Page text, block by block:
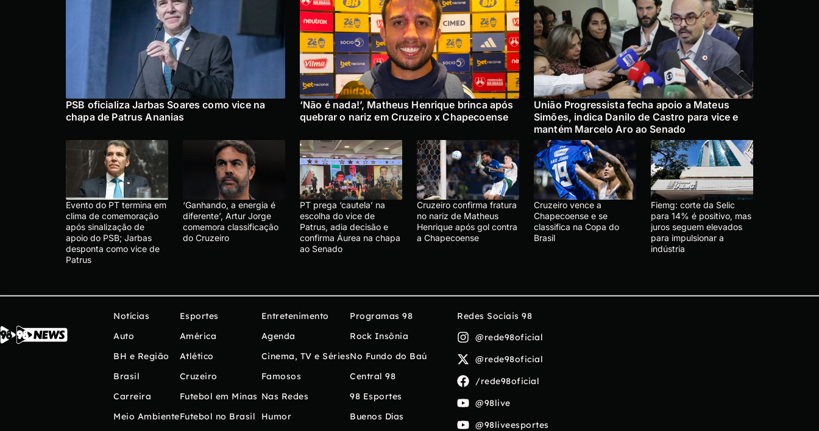
PSB oficializa Jarbas Soares como vice na
chapa de Patrus Ananias
‘Não é nada!’, Matheus Henrique brinca após
quebrar o nariz em Cruzeiro x Chapecoense
União Progressista fecha apoio a Mateus
Simões, indica Danilo de Castro para vice e
mantém Marcelo Aro ao Senado
Evento do PT termina em
clima de comemoração
após sinalização de
apoio do PSB; Jarbas
desponta como vice de
Patrus
‘Ganhando, a energia é
diferente’, Artur Jorge
comemora classificação
do Cruzeiro
PT prega ‘cautela’ na
escolha do vice de
Patrus, adia decisão e
confirma Áurea na chapa
ao Senado
Cruzeiro confirma fratura
no nariz de Matheus
Henrique após gol contra
a Chapecoense
Cruzeiro vence a
Chapecoense e se
classifica na Copa do
Brasil
Fiemg: corte da Selic
para 14% é positivo, mas
juros seguem elevados
para impulsionar a
indústria
Notícias
Auto
BH e Região
Brasil
Carreira
Meio Ambiente
Esportes
América
Atlético
Cruzeiro
Futebol em Minas
Futebol no Brasil
Entretenimento
Agenda
Cinema, TV e Séries
Famosos
Nas Redes
Humor
Programas 98
Rock Insônia
No Fundo do Baú
Central 98
98 Esportes
Buenos Días
Redes Sociais 98
@rede98oficial
@rede98oficial
/rede98oficial
@98live
@98liveesportes